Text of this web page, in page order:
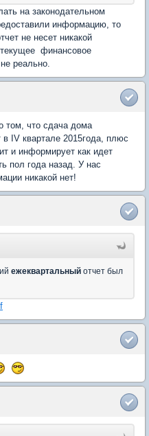
на законодательном
информацию, то
не несет никакой
финансовое
реально.
том, что сдача дома
IV квартале 2015года, плюс
и информирует как идет
пол года назад. У нас
никакой нет!
ежеквартальный отчет был